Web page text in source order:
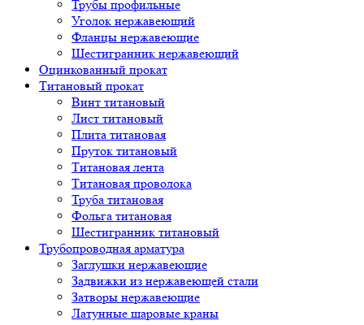
Трубы профильные
Уголок нержавеющий
Фланцы нержавеющие
Шестигранник нержавеющий
Оцинкованный прокат
Титановый прокат
Винт титановый
Лист титановый
Плита титановая
Пруток титановый
Титановая лента
Титановая проволока
Труба титановая
Фольга титановая
Шестигранник титановый
Трубопроводная арматура
Заглушки нержавеющие
Задвижки из нержавеющей стали
Затворы нержавеющие
Латунные шаровые краны